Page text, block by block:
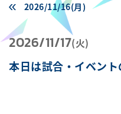
2026/11/16(月)
2026/11/17(火)
本日は試合・イベン